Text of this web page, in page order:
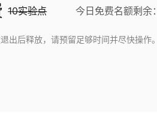
10实验点 今日免费名额剩余：
出后释放，请预留足够时间并尽快操作。